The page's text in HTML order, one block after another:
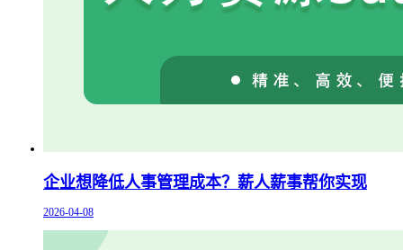
企业想降低人事管理成本？薪人薪事帮你实现
2026-04-08